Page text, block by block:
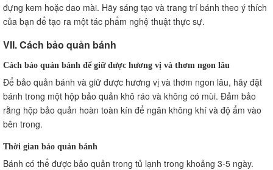
đựng kem hoặc dao mài. Hãy sáng tạo và trang trí bánh theo ý thích
của bạn để tạo ra một tác phẩm nghệ thuật thực sự.
VII. Cách bảo quản bánh
Cách bảo quản bánh để giữ được hương vị và thơm ngon lâu
Để bảo quản bánh và giữ được hương vị và thơm ngon lâu, hãy đặt
bánh trong một hộp bảo quản khô ráo và không có mùi. Đảm bảo
rằng hộp bảo quản hoàn toàn kín để ngăn không khí và độ ẩm vào
bên trong.
Thời gian bảo quản bánh
Bánh có thể được bảo quản trong tủ lạnh trong khoảng 3-5 ngày.